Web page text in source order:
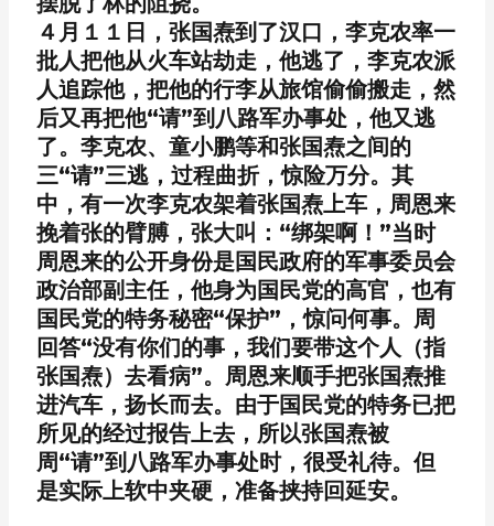
４月１１日，张国焘到了汉口，李克农率一
批人把他从火车站劫走，他逃了，李克农派
人追踪他，把他的行李从旅馆偷偷搬走，然
后又再把他“请”到八路军办事处，他又逃
了。李克农、童小鹏等和张国焘之间的
三“请”三逃，过程曲折，惊险万分。其
中，有一次李克农架着张国焘上车，周恩来
挽着张的臂膊，张大叫：“绑架啊！”当时
周恩来的公开身份是国民政府的军事委员会
政治部副主任，他身为国民党的高官，也有
国民党的特务秘密“保护”，惊问何事。周
回答“没有你们的事，我们要带这个人（指
张国焘）去看病”。周恩来顺手把张国焘推
进汽车，扬长而去。由于国民党的特务已把
所见的经过报告上去，所以张国焘被
周“请”到八路军办事处时，很受礼待。但
是实际上软中夹硬，准备挟持回延安。